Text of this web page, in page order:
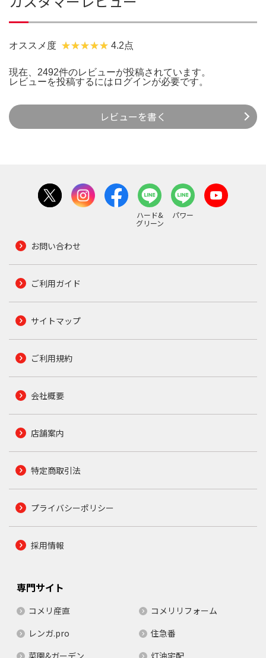
オススメ度 4.2点
現在、2492件のレビューが投稿されています。
レビューを投稿するには ログインが必要です。
レビューを書く
ハード&
グリーン
パワー
お問い合わせ
ご利用ガイド
サイトマップ
ご利用規約
会社概要
店舗案内
特定商取引法
プライバシーポリシー
採用情報
専門サイト
コメリ産直
コメリリフォーム
レンガ.pro
住急番